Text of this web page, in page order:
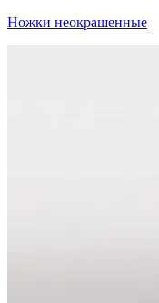
Ножки неокрашенные